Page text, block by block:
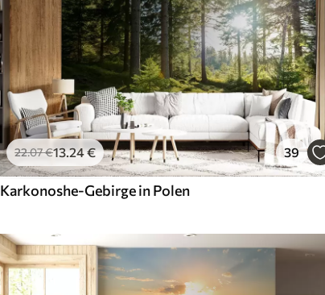
22.07€13.24€ 39
Karkonoshe-Gebirge in Polen